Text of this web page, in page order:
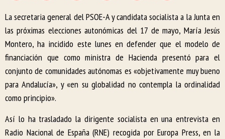
La secretaria general del PSOE-A y candidata socialista a la Junta en
las próximas elecciones autonómicas del 17 de mayo, María Jesús
Montero, ha incidido este lunes en defender que el modelo de
financiación que como ministra de Hacienda presentó para el
conjunto de comunidades autónomas es «objetivamente muy bueno
para Andalucía», y «en su globalidad no contempla la ordinalidad
como principio».
Así lo ha trasladado la dirigente socialista en una entrevista en
Radio Nacional de España (RNE) recogida por Europa Press, en la